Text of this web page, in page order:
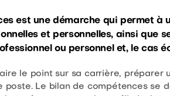
est une démarche qui permet à
et personnelles, ainsi que
ou personnel et, le cas
le point sur sa carrière, préparer
poste. Le bilan de compétences se